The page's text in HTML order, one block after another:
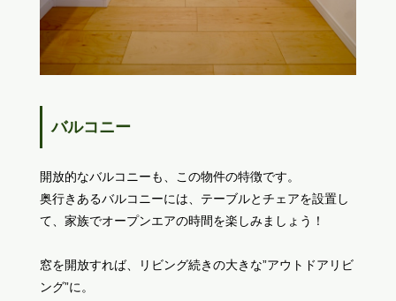
バルコニー
開放的なバルコニーも、この物件の特徴です。
奥行きあるバルコニーには、テーブルとチェアを設置し
て、家族でオープンエアの時間を楽しみましょう！
窓を開放すれば、リビング続きの大きな”アウトドアリビ
ング”に。